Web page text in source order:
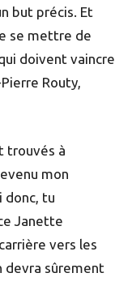
but précis. Et
se mettre de
doivent vaincre
Routy,
trouvés à
mon
donc, tu
Janette
vers les
devra sûrement